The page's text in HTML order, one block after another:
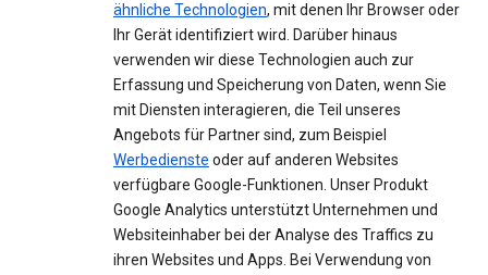
ähnliche Technologien, mit denen Ihr Browser oder
Ihr Gerät identifiziert wird. Darüber hinaus
verwenden wir diese Technologien auch zur
Erfassung und Speicherung von Daten, wenn Sie
mit Diensten interagieren, die Teil unseres
Angebots für Partner sind, zum Beispiel
Werbedienste oder auf anderen Websites
verfügbare Google-Funktionen. Unser Produkt
Google Analytics unterstützt Unternehmen und
Websiteinhaber bei der Analyse des Traffics zu
ihren Websites und Apps. Bei Verwendung von